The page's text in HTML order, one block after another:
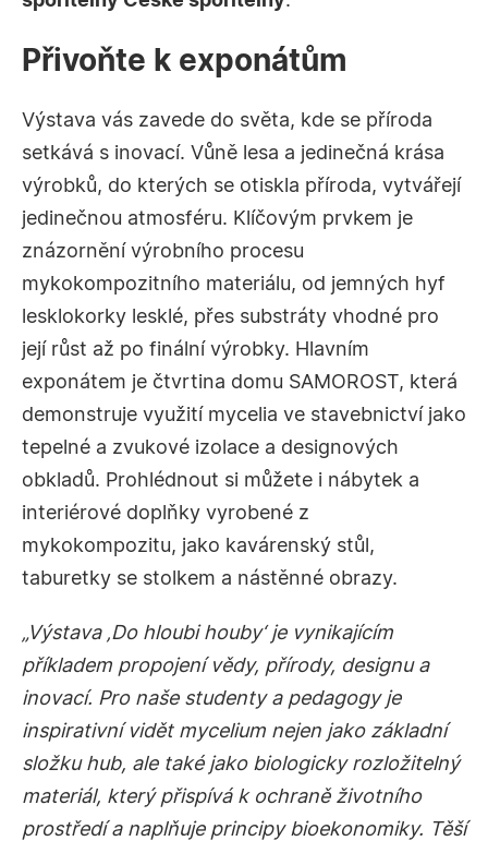
Přivoňte k exponátům
Výstava vás zavede do světa, kde se příroda
setkává s inovací. Vůně lesa a jedinečná krása
výrobků, do kterých se otiskla příroda, vytvářejí
jedinečnou atmosféru. Klíčovým prvkem je
znázornění výrobního procesu
mykokompozitního materiálu, od jemných hyf
lesklokorky lesklé, přes substráty vhodné pro
její růst až po finální výrobky. Hlavním
exponátem je čtvrtina domu SAMOROST, která
demonstruje využití mycelia ve stavebnictví jako
tepelné a zvukové izolace a designových
obkladů. Prohlédnout si můžete i nábytek a
interiérové doplňky vyrobené z
mykokompozitu, jako kavárenský stůl,
taburetky se stolkem a nástěnné obrazy.
„Výstava ‚Do hloubi houby‘ je vynikajícím
příkladem propojení vědy, přírody, designu a
inovací. Pro naše studenty a pedagogy je
inspirativní vidět mycelium nejen jako základní
složku hub, ale také jako biologicky rozložitelný
materiál, který přispívá k ochraně životního
prostředí a naplňuje principy bioekonomiky. Těší